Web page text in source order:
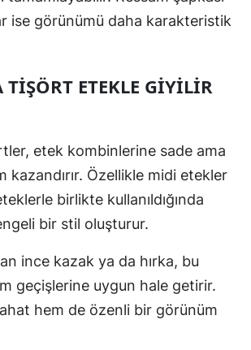
ise görünümü daha karakteristik
TİŞÖRT ETEKLE GİYİLİR
etek kombinlerine sade ama
kazandırır. Özellikle midi etekler
birlikte kullanıldığında
bir stil oluşturur.
ince kazak ya da hırka, bu
geçişlerine uygun hale getirir.
hem de özenli bir görünüm